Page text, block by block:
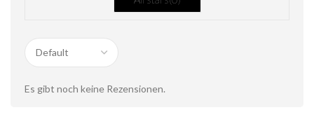
Es gibt noch keine Rezensionen.